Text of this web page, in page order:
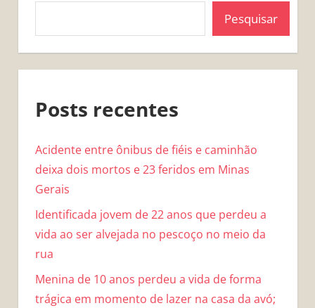
Pesquisar
Posts recentes
Acidente entre ônibus de fiéis e caminhão
deixa dois mortos e 23 feridos em Minas
Gerais
Identificada jovem de 22 anos que perdeu a
vida ao ser alvejada no pescoço no meio da
rua
Menina de 10 anos perdeu a vida de forma
trágica em momento de lazer na casa da avó;